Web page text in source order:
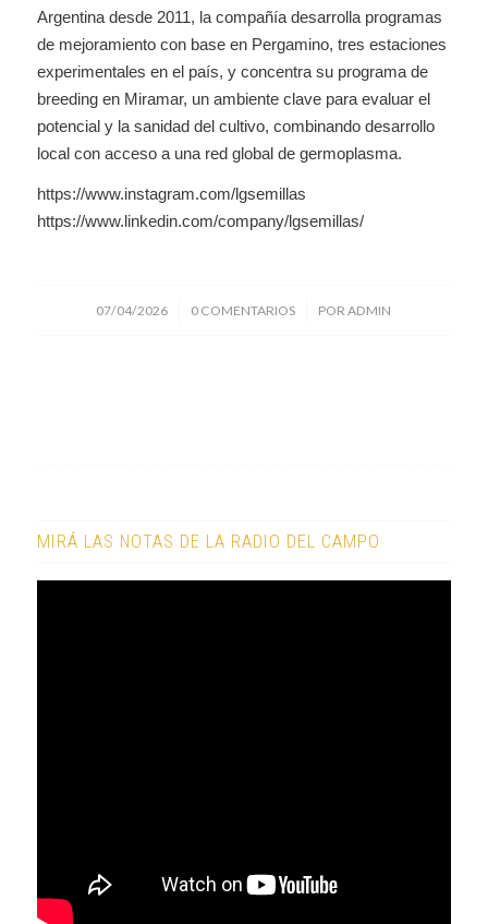
Argentina desde 2011, la compañía desarrolla programas
de mejoramiento con base en Pergamino, tres estaciones
experimentales en el país, y concentra su programa de
breeding en Miramar, un ambiente clave para evaluar el
potencial y la sanidad del cultivo, combinando desarrollo
local con acceso a una red global de germoplasma.
https://www.instagram.com/lgsemillas
https://www.linkedin.com/company/lgsemillas/
07/04/2026
/ 0 COMENTARIOS
/ PORADMIN
MIRÁ LAS NOTAS DE LA RADIO DEL CAMPO